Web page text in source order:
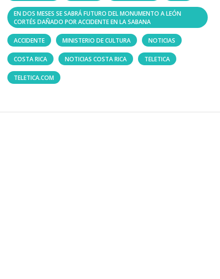
EN DOS MESES SE SABRÁ FUTURO DEL MONUMENTO A LEÓN
CORTÉS DAÑADO POR ACCIDENTE EN LA SABANA
ACCIDENTE MINISTERIO DE CULTURA NOTICIAS
COSTA RICA NOTICIAS COSTA RICA TELETICA
TELETICA.COM